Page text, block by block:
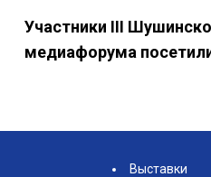
Участники III
медиафорума
Выставки